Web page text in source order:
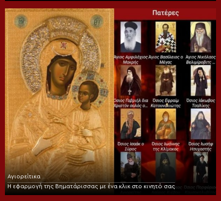
Αγιορείτικα
Η εφαρμογή της Βηματάρισσας με ένα κλικ στο κινητό σας